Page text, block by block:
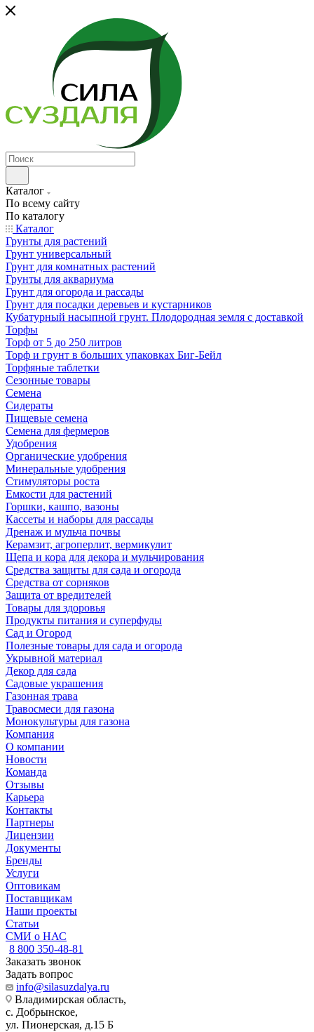
Каталог
По всему сайту
По каталогу
Каталог
Грунты для растений
Грунт универсальный
Грунт для комнатных растений
Грунты для аквариума
Грунт для огорода и рассады
Грунт для посадки деревьев и кустарников
Кубатурный насыпной грунт. Плодородная земля с доставкой
Торфы
Торф от 5 до 250 литров
Торф и грунт в больших упаковках Биг-Бейл
Торфяные таблетки
Сезонные товары
Семена
Сидераты
Пищевые семена
Семена для фермеров
Удобрения
Органические удобрения
Минеральные удобрения
Стимуляторы роста
Емкости для растений
Горшки, кашпо, вазоны
Кассеты и наборы для рассады
Дренаж и мульча почвы
Керамзит, агроперлит, вермикулит
Щепа и кора для декора и мульчирования
Средства защиты для сада и огорода
Средства от сорняков
Защита от вредителей
Товары для здоровья
Продукты питания и суперфуды
Сад и Огород
Полезные товары для сада и огорода
Укрывной материал
Декор для сада
Садовые украшения
Газонная трава
Травосмеси для газона
Монокультуры для газона
Компания
О компании
Новости
Команда
Отзывы
Карьера
Контакты
Партнеры
Лицензии
Документы
Бренды
Услуги
Оптовикам
Поставщикам
Наши проекты
Статьи
СМИ о НАС
8 800 350-48-81
Заказать звонок
Задать вопрос
info@silasuzdalya.ru
Владимирская область,
с. Добрынское,
ул. Пионерская, д.15 Б